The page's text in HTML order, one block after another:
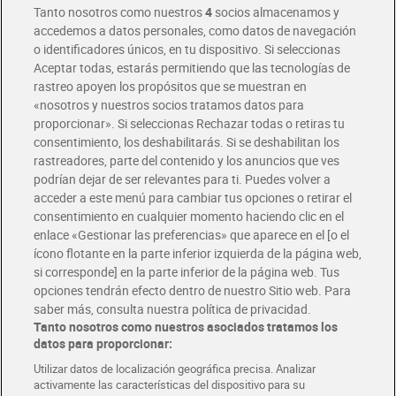
Envío gratis por compras superiores a 100€
Envío estandar por 4,99€
Glovo y Uber Eats
Solicita tu factura de Glovo o Uber Eats
Únete al CLUB Dia
Disfruta las ventajas y ofertas exclusivas.
Descárgate la APP Dia
Folletos y Tiendas
Descubre las mejores ofertas y busca tu tienda más cercana
Tarjeta MaX Dia
Te devuelve hasta 8€/mes de tus compras.
¡Solicita tu tarjeta de crédito aquí!
COMER MEJOR CADA DIA
Tanto nosotros como nuestros4socios almacenamos y
accedemos a datos personales, como datos de navegación
o identificadores únicos, en tu dispositivo. Si seleccionas
Aceptar todas, estarás permitiendo que las tecnologías de
rastreo apoyen los propósitos que se muestran en
«nosotros y nuestros socios tratamos datos para
proporcionar». Si seleccionas Rechazar todas o retiras tu
consentimiento, los deshabilitarás. Si se deshabilitan los
rastreadores, parte del contenido y los anuncios que ves
podrían dejar de ser relevantes para ti. Puedes volver a
acceder a este menú para cambiar tus opciones o retirar el
consentimiento en cualquier momento haciendo clic en el
enlace «Gestionar las preferencias» que aparece en el [o el
ícono flotante en la parte inferior izquierda de la página web,
si corresponde] en la parte inferior de la página web. Tus
opciones tendrán efecto dentro de nuestro Sitio web. Para
saber más, consulta nuestra política de privacidad.
Tanto nosotros como nuestros asociados tratamos los
datos para proporcionar:
Utilizar datos de localización geográfica precisa. Analizar
activamente las características del dispositivo para su